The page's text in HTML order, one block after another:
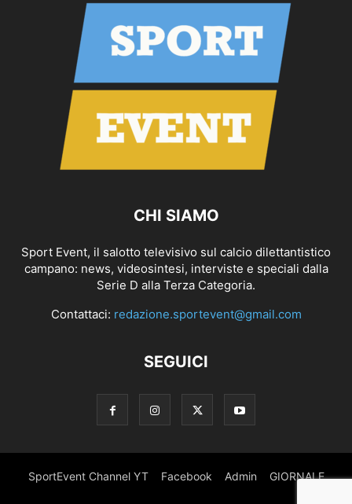
CHI SIAMO
Sport Event, il salotto televisivo sul calcio dilettantistico
campano: news, videosintesi, interviste e speciali dalla
Serie D alla Terza Categoria.
Contattaci: redazione.sportevent@gmail.com
SEGUICI
SportEvent Channel YT Facebook Admin GIORNALE